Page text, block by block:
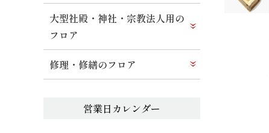
大型社殿・神社・宗教法人用の
フロア
修理・修繕のフロア